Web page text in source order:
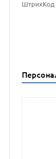
ШтрихКод